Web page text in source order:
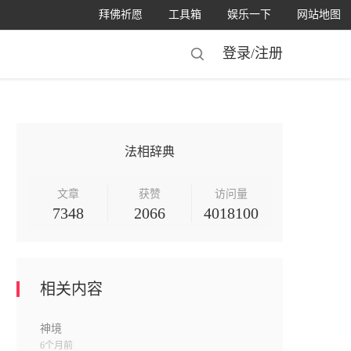
网站地图
娱乐一下
工具箱
拜佛祈愿
登录/注册
法相辞典
文章
7348
获赞
2066
访问量
4018100
相关内容
神境
6个月前